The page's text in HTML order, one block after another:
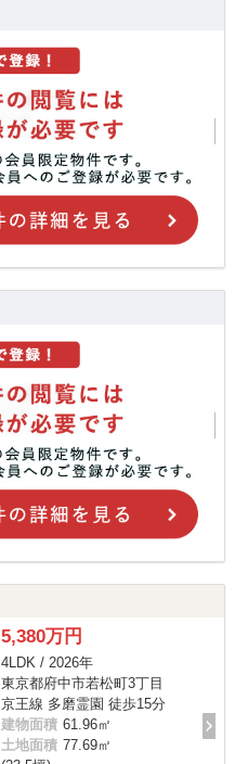
5,380万円
4LDK / 2026年
東京都府中市若松町3丁目
京王線 多磨霊園 徒歩15分
建物面積 61.96㎡
土地面積 77.69㎡